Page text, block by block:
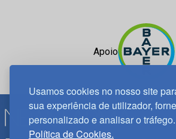
Usamos cookies no nosso site
sua experiência de utilizador,
personalizado e analisar o tráfego.
Política de Cookies.
Apoio